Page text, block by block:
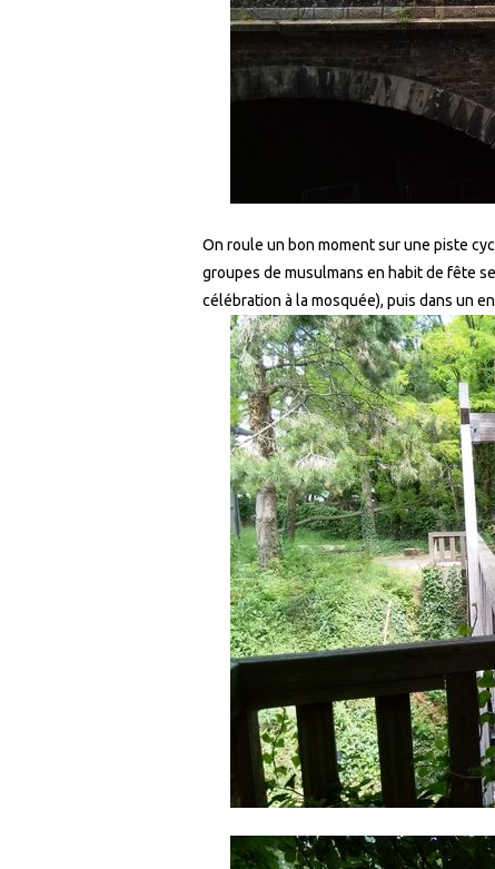
On roule un bon moment sur une piste
groupes de musulmans en habit de fête
célébration à la mosquée), puis dans un